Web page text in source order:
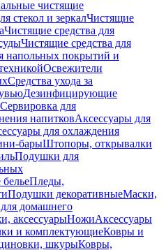
чистящие
стекол и зеркалЧистящие
Чистящие средства для
Чистящие средства для
напольных покрытий и
Освежители
Средства ухода за
Дезинфицирующие
Сервировка для
напитковАксессуары для
для охлаждения
барыШтопоры, открывалки
Подушки для
Пледы,
Подушки декоративныеМаски,
домашнего
аксессуарыНожиАксессуары
и комплектующиеКовры и
шкурыКовры,